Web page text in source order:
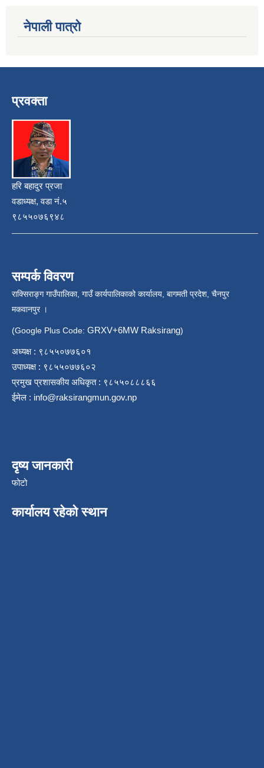
नेपाली पात्रो
प्रवक्ता
हरि बहादुर प्रजा
वडाध्यक्ष, वडा नं.५
९८५५०७६९४८
सम्पर्क विवरण
राक्सिराङ्ग गाउँपालिका, गाउँ कार्यपालिकाको कार्यालय, बागमती प्रदेश, चैनपुर
मकवानपुर ।
(Google Plus Code: GRXV+6MW Raksirang)
अध्यक्ष : ९८५५०७७६०१
उपाध्यक्ष : ९८५५०७७६०२
प्रमुख प्रशासकीय अधिकृत : ९८५५०८८८६६
ईमेल : info@raksirangmun.gov.np
दृष्य जानकारी
फोटो
कार्यालय रहेको स्थान